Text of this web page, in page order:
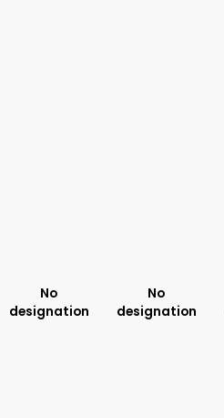
No
designation
No
designation